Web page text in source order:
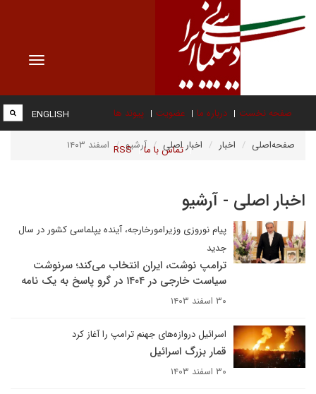
Toggle
صفحه نخست درباره ما عضویت پیوند ها
تماس با ما RSS
ENGLISH
صفحه‌اصلی اخبار اخبار اصلی آرشیو اسفند ۱۴۰۳
اخبار اصلی - آرشیو
پیام نوروزی وزیرامورخارجه، آینده یپلماسی کشور در سال
جدید
ترامپ نوشت، ایران انتخاب می‌کند؛ سرنوشت
سیاست خارجی در ۱۴۰۴ در گرو پاسخ به یک نامه
۳۰ اسفند ۱۴۰۳
اسرائیل دروازه‌های جهنم ترامپ را آغاز کرد
قمار بزرگ اسرائیل
۳۰ اسفند ۱۴۰۳